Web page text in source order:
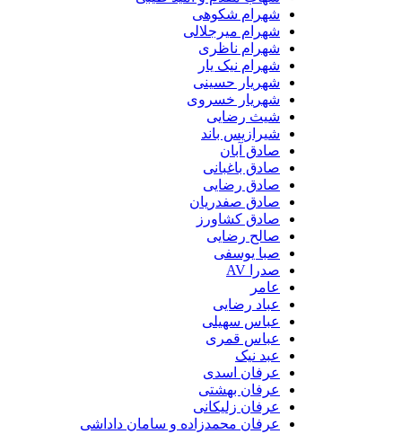
شهرام شکوهی
شهرام میرجلالی
شهرام ناظری
شهرام نیک یار
شهریار حسینی
شهریار خسروی
شیث رضایی
شیرازیس باند
صادق آبان
صادق باغبانی
صادق رضایی
صادق صفدریان
صادق کشاورز
صالح رضایی
صبا یوسفی
صدرا AV
عامر
عباد رضایی
عباس سهیلی
عباس قمری
عبد نیک
عرفان اسدی
عرفان بهشتی
عرفان زلیکانی
عرفان محمدزاده و سامان داداشی